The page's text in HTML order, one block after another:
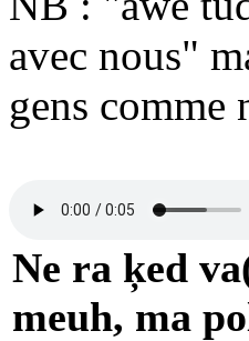
avec nous"
gens comme
Ne ra ķed
meuh, ma